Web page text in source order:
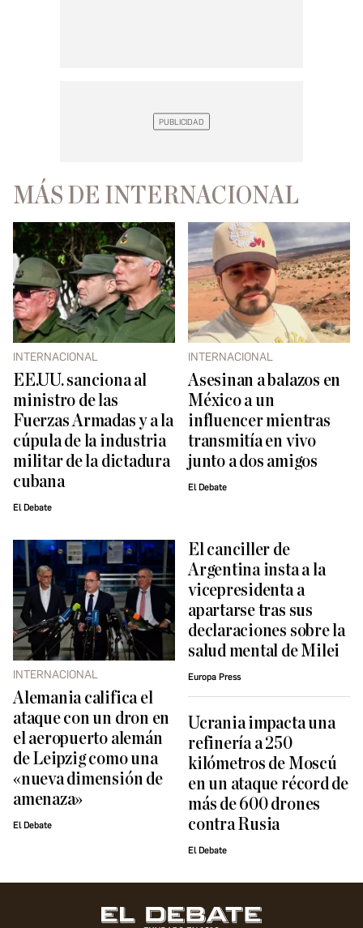
MÁS DE INTERNACIONAL
INTERNACIONAL
EE.UU. sanciona al
ministro de las
Fuerzas Armadas y a la
cúpula de la industria
militar de la dictadura
cubana
El Debate
INTERNACIONAL
Asesinan a balazos en
México a un
influencer mientras
transmitía en vivo
junto a dos amigos
El Debate
INTERNACIONAL
Alemania califica el
ataque con un dron en
el aeropuerto alemán
de Leipzig como una
«nueva dimensión de
amenaza»
El Debate
El canciller de
Argentina insta a la
vicepresidenta a
apartarse tras sus
declaraciones sobre la
salud mental de Milei
Europa Press
Ucrania impacta una
refinería a 250
kilómetros de Moscú
en un ataque récord de
más de 600 drones
contra Rusia
El Debate